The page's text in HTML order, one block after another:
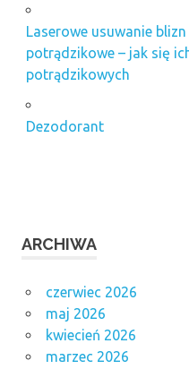
Laserowe usuwanie
potrądzikowe – jak się
potrądzikowych
Dezodorant
ARCHIWA
czerwiec 2026
maj 2026
kwiecień 2026
marzec 2026